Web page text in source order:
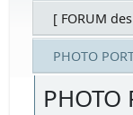
[ FORUM
PHOTO
PHOTO